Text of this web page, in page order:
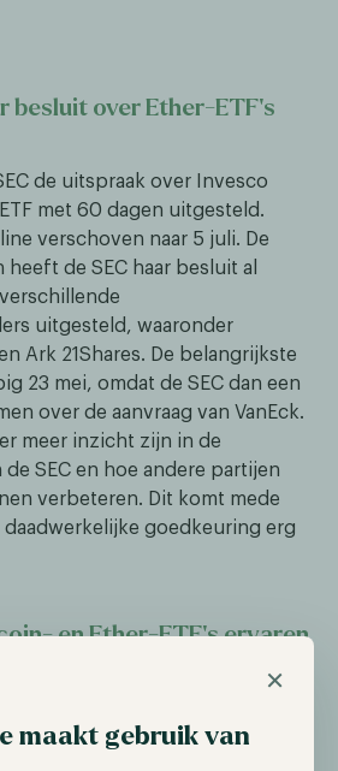
×
maakt gebruik van
besluit over Ether-ETF's
de uitspraak over Invesco
met 60 dagen uitgesteld.
verschoven naar 5 juli. De
de SEC haar besluit al
uitgesteld, waaronder
Ark 21Shares. De belangrijkste
23 mei, omdat de SEC dan een
over de aanvraag van VanEck.
meer inzicht zijn in de
SEC en hoe andere partijen
verbeteren. Dit komt mede
goedkeuring erg
en Ether-ETF's ervaren
met de lancering in
de lage verwachtingen lijkt de